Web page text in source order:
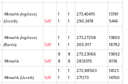
Mimarlık (İngilizce)
(Ücretli)
SAY
1
1
1
1
273,40470
290,3478
13781
5444
Mimarlık (İngilizce)
(Burslu)
SAY
1
1
1
1
273,27258
265,917
13865
18782
Mimarlık SAY
8
8
8
8
273,23066
283,1015
13892
8136
Mimarlık (Ücretli) SAY
1
1
1
1
272,88563
271,173
14123
14760